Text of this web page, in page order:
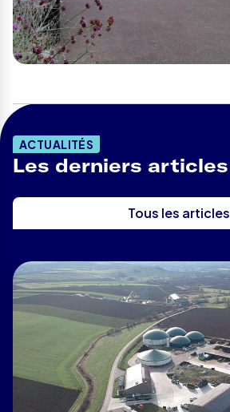
ACTUALITÉS
Les derniers articles
Tous les articles